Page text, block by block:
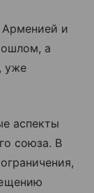
и
а
уже
аспекты
союза. В